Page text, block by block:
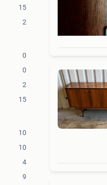
15
2
0
0
2
15
10
10
4
9